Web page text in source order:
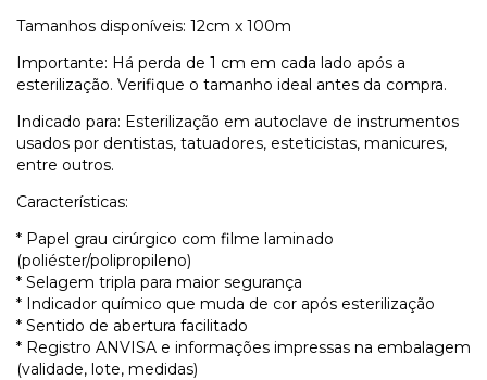
Tamanhos disponíveis: 12cm x 100m
Importante: Há perda de 1 cm em cada lado após a
esterilização. Verifique o tamanho ideal antes da compra.
Indicado para: Esterilização em autoclave de instrumentos
usados por dentistas, tatuadores, esteticistas, manicures,
entre outros.
Características:
* Papel grau cirúrgico com filme laminado
(poliéster/polipropileno)
* Selagem tripla para maior segurança
* Indicador químico que muda de cor após esterilização
* Sentido de abertura facilitado
* Registro ANVISA e informações impressas na embalagem
(validade, lote, medidas)